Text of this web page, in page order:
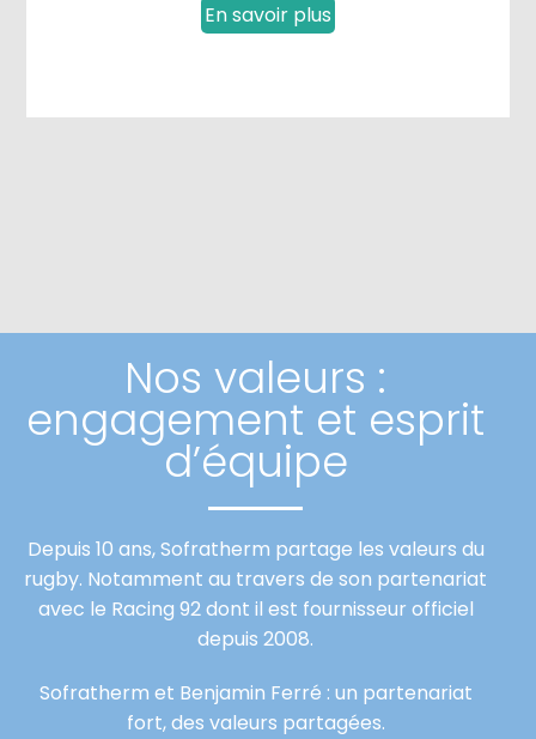
En savoir plus
Nos valeurs :
engagement et esprit
d’équipe
Depuis 10 ans, Sofratherm partage les valeurs du
rugby. Notamment au travers de son partenariat
avec le Racing 92 dont il est fournisseur officiel
depuis 2008.
Sofratherm et Benjamin Ferré : un partenariat
fort, des valeurs partagées.